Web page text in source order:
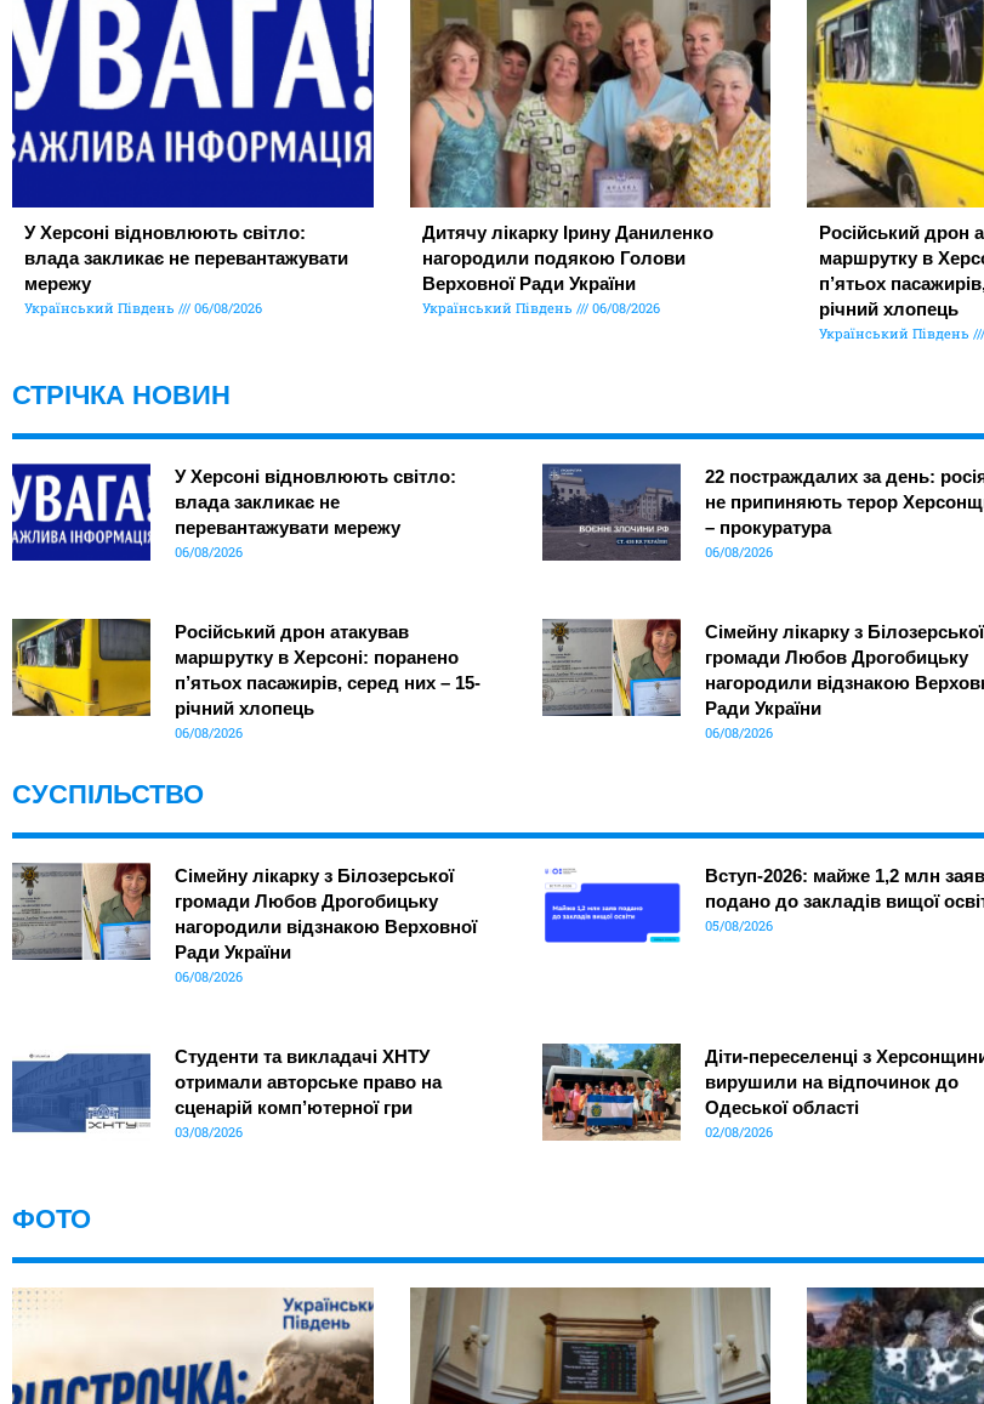
У Херсоні відновлюють світло:
влада закликає не перевантажувати
мережу
Український Південь 06/08/2026
Дитячу лікарку Ірину Даниленко
нагородили подякою Голови
Верховної Ради України
Український Південь 06/08/2026
Російський дрон
маршрутку в
п’ятьох
річний хлопець
Український Південь
СТРІЧКА НОВИН
У Херсоні відновлюють світло:
влада закликає не
перевантажувати мережу
06/08/2026
22 постраждалих за день:
не припиняють терор
– прокуратура
06/08/2026
Російський дрон атакував
маршрутку в Херсоні: поранено
п’ятьох пасажирів, серед них – 15-
річний хлопець
06/08/2026
Сімейну лікарку з Білозерської
громади Любов Дрогобицьку
нагородили відзнакою
Ради України
06/08/2026
СУСПІЛЬСТВО
Сімейну лікарку з Білозерської
громади Любов Дрогобицьку
нагородили відзнакою Верховної
Ради України
06/08/2026
Вступ-2026: майже 1,2 млн заяв
подано до закладів вищої
05/08/2026
Студенти та викладачі ХНТУ
отримали авторське право на
сценарій комп’ютерної гри
03/08/2026
Діти-переселенці з
вирушили на відпочинок до
Одеської області
02/08/2026
ФОТО